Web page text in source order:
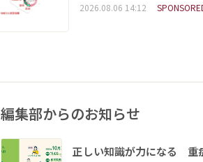
2026.08.06 14:12
編集部からのお知らせ
正しい知識が力になる 重